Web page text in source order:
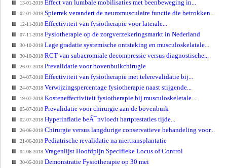
13-01-2019 Effect van lumbale mobilisaties met beenbeweging in...
02-01-2019 Spierrek verandert de neuromusculaire functie die betrokken...
12-11-2018 Effectiviteit van fysiotherapie voor laterale...
07-11-2018 Fysiotherapie op de zorgverzekeringsmarkt in Nederland
30-10-2018 Lage gradatie systemische ontsteking en musculoskelatale...
30-10-2018 RCT van subacromiale decompressie versus diagnostische...
26-07-2018 Prevalidatie voor bovenbuikchirugie
24-07-2018 Effectiviteit van fysiotherapie met telerevalidatie bij...
24-07-2018 Verwijzingspercentage fysiotherapie naast stijgende...
19-07-2018 Kosteneffectiviteit fysiotherapie bij musculoskeletale...
05-07-2018 Prevalidatie voor chirurgie aan de bovenbuik
02-07-2018 Hyperinflatie beÃ¯nvloedt hartprestaties tijde...
26-06-2018 Chirurgie versus langdurige conservatieve behandeling voor...
21-06-2018 Pediatrische revalidatie na niertransplantatie
04-06-2018 Vragenlijst Hoofdpijn Specifieke Locus of Control
30-05-2018 Demonstratie Fysiotherapie op 30 mei